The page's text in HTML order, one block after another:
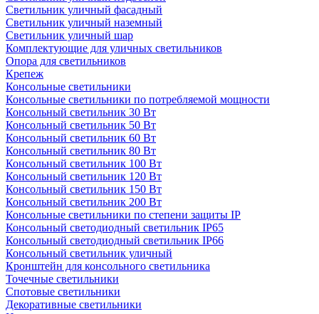
Светильник уличный фасадный
Светильник уличный наземный
Cветильник уличный шар
Комплектующие для уличных светильников
Опора для светильников
Крепеж
Консольные светильники
Консольные светильники по потребляемой мощности
Консольный светильник 30 Вт
Консольный светильник 50 Вт
Консольный светильник 60 Вт
Консольный светильник 80 Вт
Консольный светильник 100 Вт
Консольный светильник 120 Вт
Консольный светильник 150 Вт
Консольный светильник 200 Вт
Консольные светильники по степени защиты IP
Консольный светодиодный светильник IP65
Консольный светодиодный светильник IP66
Консольный светильник уличный
Кронштейн для консольного светильника
Точечные светильники
Спотовые светильники
Декоративные светильники